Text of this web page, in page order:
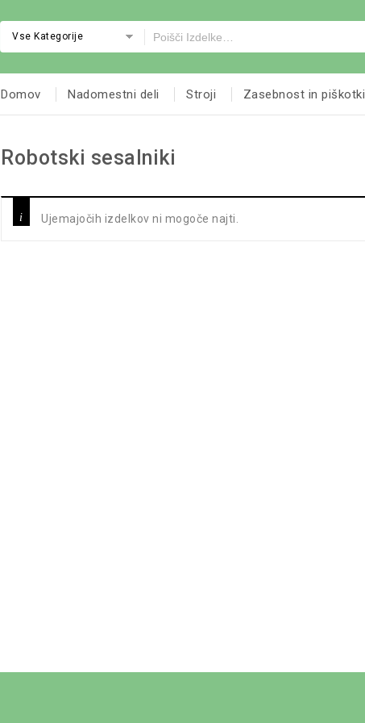
Vse Kategorije
Domov Nadomestni deli Stroji Zasebnost in piškotki
Robotski sesalniki
Ujemajočih izdelkov ni mogoče najti.